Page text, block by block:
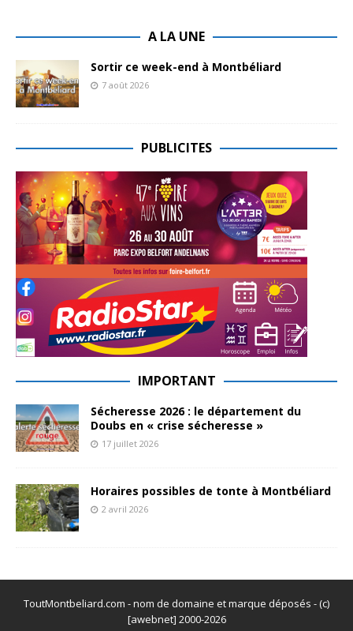
A LA UNE
Sortir ce week-end à Montbéliard
7 août 2026
PUBLICITES
IMPORTANT
Sécheresse 2026 : le département du
Doubs en « crise sécheresse »
17 juillet 2026
Horaires possibles de tonte à Montbéliard
2 avril 2026
ToutMontbeliard.com - nom de domaine et marque déposés - (c)
[awebnet] 2000-2026